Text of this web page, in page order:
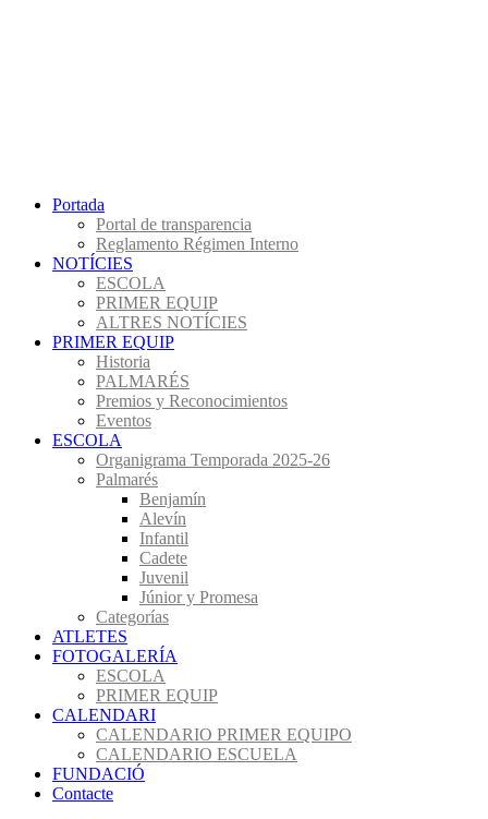
Portada
Portal de transparencia
Reglamento Régimen Interno
NOTÍCIES
ESCOLA
PRIMER EQUIP
ALTRES NOTÍCIES
PRIMER EQUIP
Historia
PALMARÉS
Premios y Reconocimientos
Eventos
ESCOLA
Organigrama Temporada 2025-26
Palmarés
Benjamín
Alevín
Infantil
Cadete
Juvenil
Júnior y Promesa
Categorías
ATLETES
FOTOGALERÍA
ESCOLA
PRIMER EQUIP
CALENDARI
CALENDARIO PRIMER EQUIPO
CALENDARIO ESCUELA
FUNDACIÓ
Contacte